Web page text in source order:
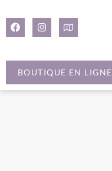
BOUTIQUE EN LIGNE